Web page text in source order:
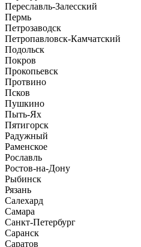
Переславль-Залесский
Пермь
Петрозаводск
Петропавловск-Камчатский
Подольск
Покров
Прокопьевск
Протвино
Псков
Пушкино
Пыть-Ях
Пятигорск
Радужный
Раменское
Рославль
Ростов-на-Дону
Рыбинск
Рязань
Салехард
Самара
Санкт-Петербург
Саранск
Саратов